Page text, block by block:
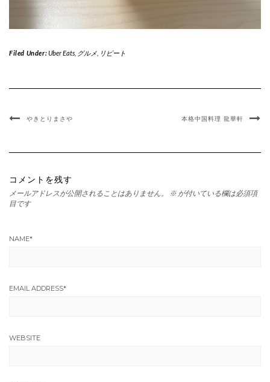
Filed Under:Uber Eats, グルメ, リピート
やきとりまさや 本格中国料理 龍華軒
コメントを残す
メールアドレスが公開されることはありません。 ※ が付いている欄は必須項
目です
NAME*
EMAIL ADDRESS*
WEBSITE